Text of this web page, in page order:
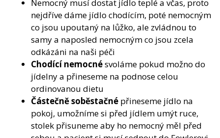
Nemocný musí dostat jídlo teplé a včas, proto
nejdříve dáme jídlo chodícím, poté nemocným
co jsou upoutaný na lůžko, ale zvládnou to
samy a naposled nemocným co jsou zcela
odkázáni na naši péči
Chodící nemocnésvoláme pokud možno do
jídelny a přineseme na podnose celou
ordinovanou dietu
Částečně soběstačné přineseme jídlo na
pokoj, umožníme si před jídlem umýt ruce,
stolek přisuneme aby ho nemocný měl před